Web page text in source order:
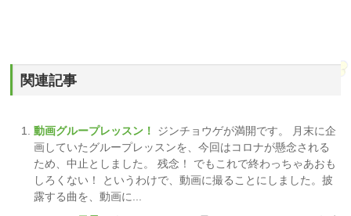
関連記事
動画グループレッスン！ ジンチョウゲが満開です。 月末に企
画していたグループレッスンを、今回はコロナが懸念される
ため、中止としました。 残念！ でもこれで終わっちゃあおも
しろくない！ というわけで、動画に撮ることにしました。披
露する曲を、動画に...